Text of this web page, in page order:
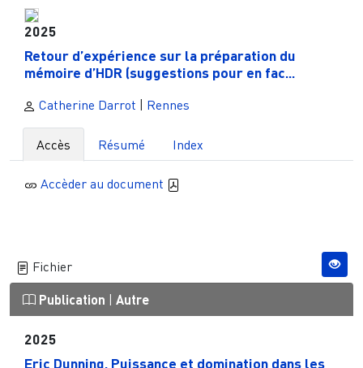
2025
Retour d’expérience sur la préparation du
mémoire d’HDR (suggestions pour en fac...
Catherine Darrot | Rennes
Accès Résumé Index
Accèder au document
Fichier
Publication Autre
2025
Eric Dunning. Puissance et domination dans les